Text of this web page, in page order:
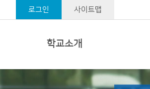
로그인 사이트맵
학교소개